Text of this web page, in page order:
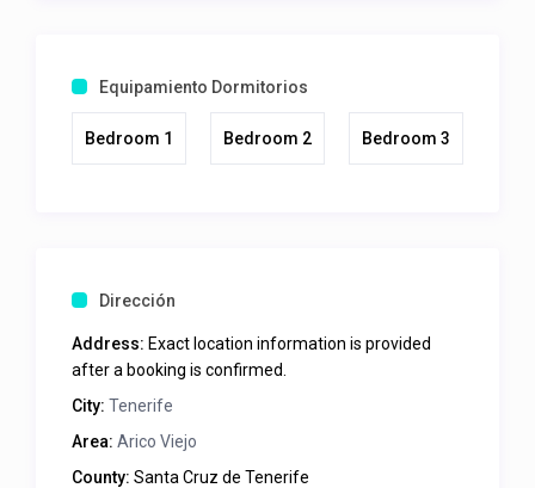
Equipamiento Dormitorios
Bedroom 1 Bedroom 2 Bedroom 3
Dirección
Address: Exact location information is provided
after a booking is confirmed.
City: Tenerife
Area: Arico Viejo
County: Santa Cruz de Tenerife